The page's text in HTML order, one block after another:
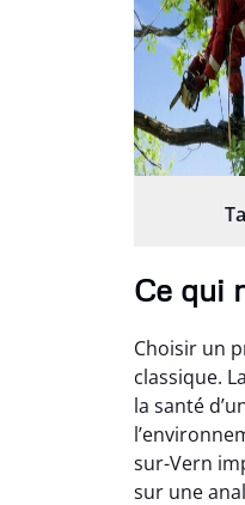
Ce qui
Choisir un
classique.
la santé
sur-Vern
sur une